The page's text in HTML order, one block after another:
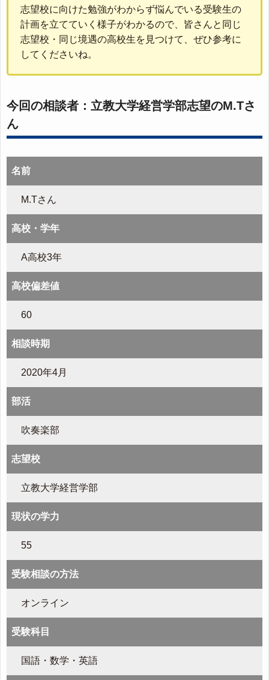
志望校に向けた勉強がわからず悩んでいる受験生の
計画を立てていく様子がわかるので、皆さんと同じ
志望校・同じ境遇の高校生を見つけて、ぜひ参考に
してくださいね。
今回の相談者：立教大学経営学部志望のM.Tさ
ん
名前
M.Tさん
高校・学年
A高校3年
高校偏差値
60
相談時期
2020年4月
部活
吹奏楽部
志望校
立教大学経営学部
現状の学力
55
受験相談の方法
オンライン
受験科目
国語・数学・英語